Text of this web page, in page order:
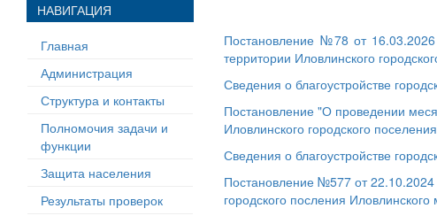
НАВИГАЦИЯ
Главная
Администрация
Структура и контакты
Полномочия задачи и
функции
Защита населения
Результаты проверок
Постановление №78 от 16.03.2026
территории Иловлинского
Сведения о благоустройстве
Постановление "О проведении
Иловлинского городского
Сведения о благоустройстве
Постановление №577 от
городского посления